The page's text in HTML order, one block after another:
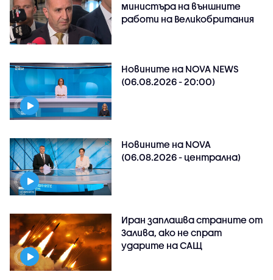
министъра на външните
работи на Великобритания
Новините на NOVA NEWS
(06.08.2026 - 20:00)
Новините на NOVA
(06.08.2026 - централна)
Иран заплашва страните от
Залива, ако не спрат
ударите на САЩ